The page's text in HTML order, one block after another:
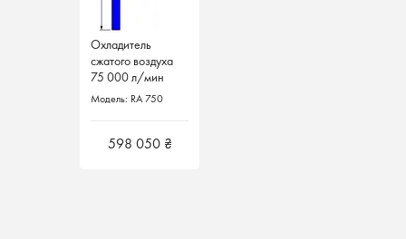
Охладитель
сжатого воздуха
75 000 л/мин
Модель: RA 750
598 050 ₴
Охладитель
сжатого воздуха
75 000 л/мин
Модель: RA 750
598 050 ₴